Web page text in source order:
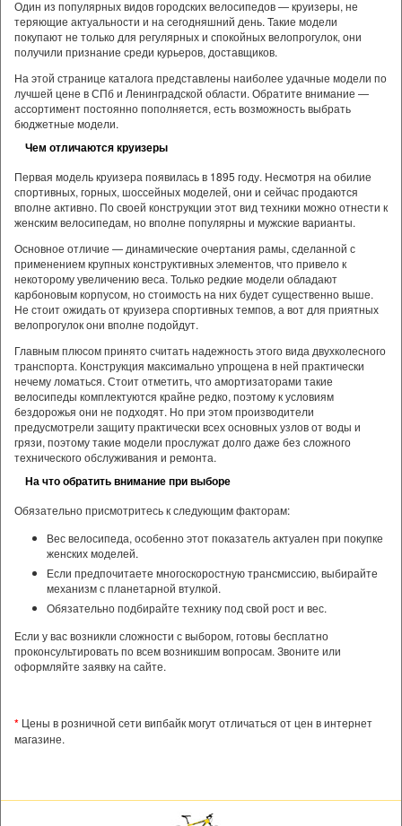
Один из популярных видов городских велосипедов — круизеры, не
теряющие актуальности и на сегодняшний день. Такие модели
покупают не только для регулярных и спокойных велопрогулок, они
получили признание среди курьеров, доставщиков.
На этой странице каталога представлены наиболее удачные модели по
лучшей цене в СПб и Ленинградской области. Обратите внимание —
ассортимент постоянно пополняется, есть возможность выбрать
бюджетные модели.
Чем отличаются круизеры
Первая модель круизера появилась в 1895 году. Несмотря на обилие
спортивных, горных, шоссейных моделей, они и сейчас продаются
вполне активно. По своей конструкции этот вид техники можно отнести к
женским велосипедам, но вполне популярны и мужские варианты.
Основное отличие — динамические очертания рамы, сделанной с
применением крупных конструктивных элементов, что привело к
некоторому увеличению веса. Только редкие модели обладают
карбоновым корпусом, но стоимость на них будет существенно выше.
Не стоит ожидать от круизера спортивных темпов, а вот для приятных
велопрогулок они вполне подойдут.
Главным плюсом принято считать надежность этого вида двухколесного
транспорта. Конструкция максимально упрощена в ней практически
нечему ломаться. Стоит отметить, что амортизаторами такие
велосипеды комплектуются крайне редко, поэтому к условиям
бездорожья они не подходят. Но при этом производители
предусмотрели защиту практически всех основных узлов от воды и
грязи, поэтому такие модели прослужат долго даже без сложного
технического обслуживания и ремонта.
На что обратить внимание при выборе
Обязательно присмотритесь к следующим факторам:
Вес велосипеда, особенно этот показатель актуален при покупке
женских моделей.
Если предпочитаете многоскоростную трансмиссию, выбирайте
механизм с планетарной втулкой.
Обязательно подбирайте технику под свой рост и вес.
Если у вас возникли сложности с выбором, готовы бесплатно
проконсультировать по всем возникшим вопросам. Звоните или
оформляйте заявку на сайте.
* Цены в розничной сети випбайк могут отличаться от цен в интернет
магазине.